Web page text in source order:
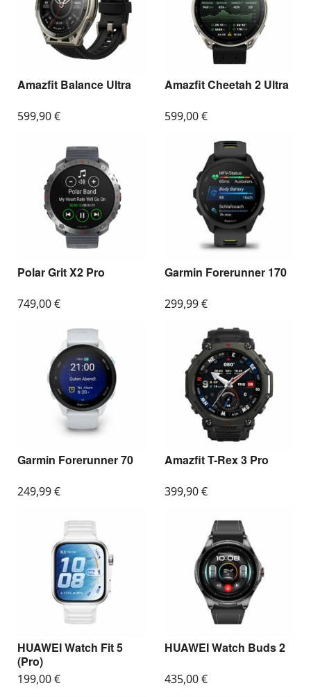
Amazfit Balance Ultra
599,90€
Amazfit Cheetah 2 Ultra
599,00€
Polar Grit X2 Pro
749,00€
Garmin Forerunner 170
299,99€
Garmin Forerunner 70
249,99€
Amazfit T-Rex 3 Pro
399,90€
HUAWEI Watch Fit 5
(Pro)
199,00€
HUAWEI Watch Buds 2
435,00€